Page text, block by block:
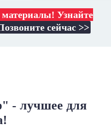
Узнайте
сейчас >>
- лучшее для